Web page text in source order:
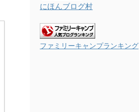
にほんブログ村
ファミリーキャンプランキング